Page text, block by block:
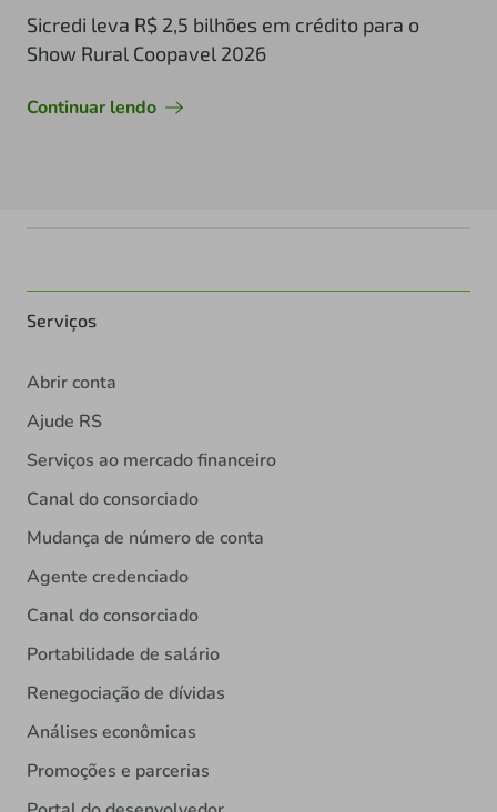
Sicredi leva R$ 2,5 bilhões em crédito para o
Show Rural Coopavel 2026
Continuar lendo
Serviços
Abrir conta
Ajude RS
Serviços ao mercado financeiro
Canal do consorciado
Mudança de número de conta
Agente credenciado
Canal do consorciado
Portabilidade de salário
Renegociação de dívidas
Análises econômicas
Promoções e parcerias